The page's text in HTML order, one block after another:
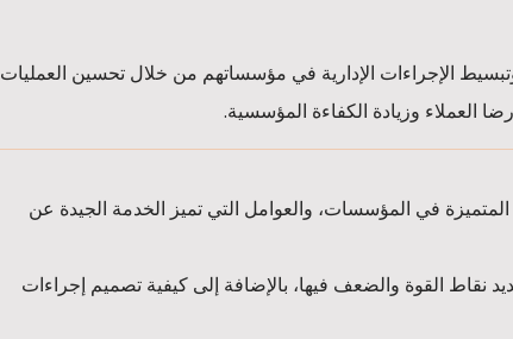
الإجراءات الإدارية في مؤسساتهم من خلال تحسين العمليات
العملاء وزيادة الكفاءة المؤسسية.
المتميزة في المؤسسات، والعوامل التي تميز الخدمة الجيدة عن
نقاط القوة والضعف فيها، بالإضافة إلى كيفية تصميم إجراءات